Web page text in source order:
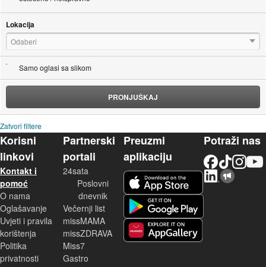
Lokacija
Odaberi
Samo oglasi sa slikom
PRONJUŠKAJ
Zatvori filtere
Korisni
linkovi
Kontakt i
pomoć
O nama
Oglašavanje
Uvjeti i pravila
korištenja
Politika
privatnosti
Partnerski
portali
24sata
Poslovni
dnevnik
Večernji list
missMAMA
missZDRAVA
Miss7
Gastro
Preuzmi
aplikaciju
Potraži nas